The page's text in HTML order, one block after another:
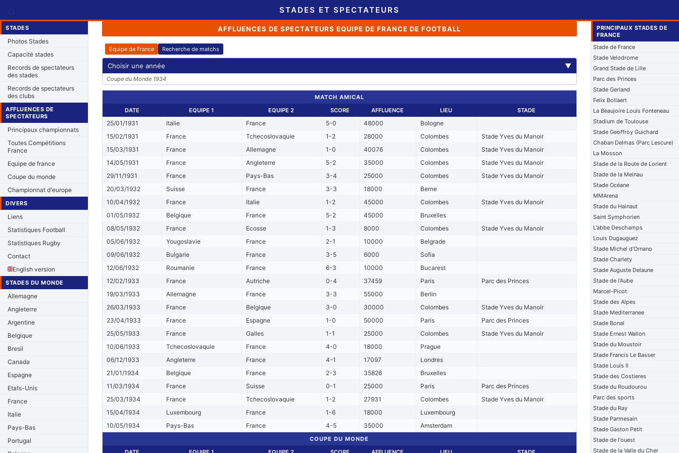
STADES ET SPECTATEURS
STADES
Photos Stades
Capacité stades
Records de spectateurs
des stades
Records de spectateurs
des clubs
AFFLUENCES DE
SPECTATEURS
Principaux championnats
Toutes Compétitions
France
Equipe de france
Coupe du monde
Championnat d'europe
DIVERS
Liens
Statistiques Football
Statistiques Rugby
Contact
English version
STADES DU MONDE
Allemagne
Angleterre
Argentine
Belgique
Bresil
Canada
Espagne
Etats-Unis
France
Italie
Pays-Bas
Portugal
AFFLUENCES DE SPECTATEURS EQUIPE DE FRANCE DE FOOTBALL
Equipe de France Recherche de matchs
Choisir une année ▼
Coupe du Monde 1934
MATCH AMICAL
DATE
EQUIPE 1 EQUIPE 2 SCORE AFFLUENCE LIEU STADE
25/01/1931 Italie France 5-0 48000
Bologne
15/02/1931
France Tchecoslovaquie 1-2 28000 Colombes
Stade Yves du Manoir
15/03/1931
France Allemagne 1-0 40076 Colombes
Stade Yves du Manoir
14/05/1931
France Angleterre 5-2 35000 Colombes
Stade Yves du Manoir
29/11/1931
France Pays-Bas 3-4 25000 Colombes
Stade Yves du Manoir
20/03/1932
Suisse France 3-3 18000
Berne
10/04/1932
France Italie 1-2 45000 Colombes
Stade Yves du Manoir
01/05/1932
Belgique France 5-2 45000
Bruxelles
08/05/1932
France Ecosse 1-3 8000 Colombes
Stade Yves du Manoir
05/06/1932
Yougoslavie France 2-1 10000
Belgrade
09/06/1932
Bulgarie France 3-5 6000
Sofia
12/06/1932
Roumanie France 6-3 10000
Bucarest
12/02/1933
France Autriche 0-4 37459 Paris
Parc des Princes
19/03/1933
Allemagne France 3-3 55000
Berlin
26/03/1933
France Belgique 3-0 30000 Colombes
Stade Yves du Manoir
23/04/1933
France Espagne 1-0 50000 Paris
Parc des Princes
25/05/1933
France Galles 1-1 25000 Colombes
Stade Yves du Manoir
10/06/1933
Tchecoslovaquie France 4-0 18000
Prague
06/12/1933
Angleterre France 4-1 17097
Londres
21/01/1934
Belgique France 2-3 35826
Bruxelles
11/03/1934
France Suisse 0-1 25000 Paris
Parc des Princes
25/03/1934
France Tchecoslovaquie 1-2 27931 Colombes
Stade Yves du Manoir
15/04/1934
Luxembourg France 1-6 18000
Luxembourg
10/05/1934
Pays-Bas France 4-5 35000 Amsterdam
COUPE DU MONDE
PRINCIPAUX STADES DE
FRANCE
Stade de France
Stade Velodrome
Grand Stade de Lille
Parc des Princes
Stade Gerland
Felix Bollaert
La Beaujoire Louis Fonteneau
Stadium de Toulouse
Stade Geoffroy Guichard
Chaban Delmas (Parc Lescure)
La Mosson
Stade de la Route de Lorient
Stade de la Meinau
Stade Océane
MMArena
Stade du Hainaut
Saint Symphorien
L'abbe Deschamps
Louis Dugauguez
Stade Michel d'Ornano
Stade Charlety
Stade Auguste Delaune
Stade de l'Aube
Marcel-Picot
Stade des Alpes
Stade Mediterranee
Stade Bonal
Stade Ernest Wallon
Stade du Moustoir
Stade Francis Le Basser
Stade Louis II
Stade des Costieres
Stade du Roudourou
Parc des sports
Stade du Ray
Stade Parmesain
Stade Gaston Petit
Stade de l'ouest
Stade de la Valle du Cher